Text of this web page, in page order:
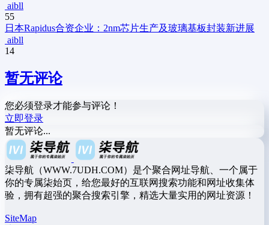
aibll
55
日本Rapidus合资企业：2nm芯片生产及玻璃基板封装新进展
aibll
14
暂无评论
您必须登录才能参与评论！
立即登录
暂无评论...
柒导航（WWW.7UDH.COM）是个聚合网址导航、一个属于
你的专属柒始页，给您最好的互联网搜索功能和网址收集体
验，拥有超强的聚合搜索引擎，精选大量实用的网址资源！
SiteMap